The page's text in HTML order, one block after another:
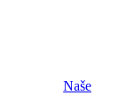
Naše